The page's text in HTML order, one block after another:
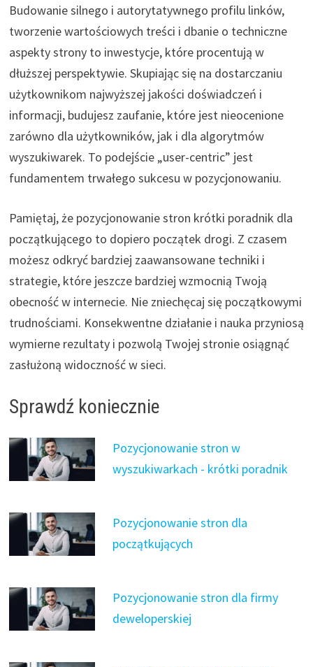
Budowanie silnego i autorytatywnego profilu linków,
tworzenie wartościowych treści i dbanie o techniczne
aspekty strony to inwestycje, które procentują w
dłuższej perspektywie. Skupiając się na dostarczaniu
użytkownikom najwyższej jakości doświadczeń i
informacji, budujesz zaufanie, które jest nieocenione
zarówno dla użytkowników, jak i dla algorytmów
wyszukiwarek. To podejście „user-centric” jest
fundamentem trwałego sukcesu w pozycjonowaniu.
Pamiętaj, że pozycjonowanie stron krótki poradnik dla
początkującego to dopiero początek drogi. Z czasem
możesz odkryć bardziej zaawansowane techniki i
strategie, które jeszcze bardziej wzmocnią Twoją
obecność w internecie. Nie zniechęcaj się początkowymi
trudnościami. Konsekwentne działanie i nauka przyniosą
wymierne rezultaty i pozwolą Twojej stronie osiągnąć
zasłużoną widoczność w sieci.
Sprawdź koniecznie
Pozycjonowanie stron w
wyszukiwarkach - krótki poradnik
Pozycjonowanie stron dla
początkujących
Pozycjonowanie stron dla firmy
deweloperskiej